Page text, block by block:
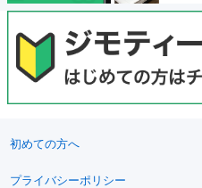
初めての方へ
プライバシーポリシー